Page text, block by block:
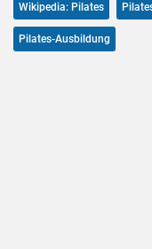
Wikipedia: Pilates
Pilates-Ausbildung